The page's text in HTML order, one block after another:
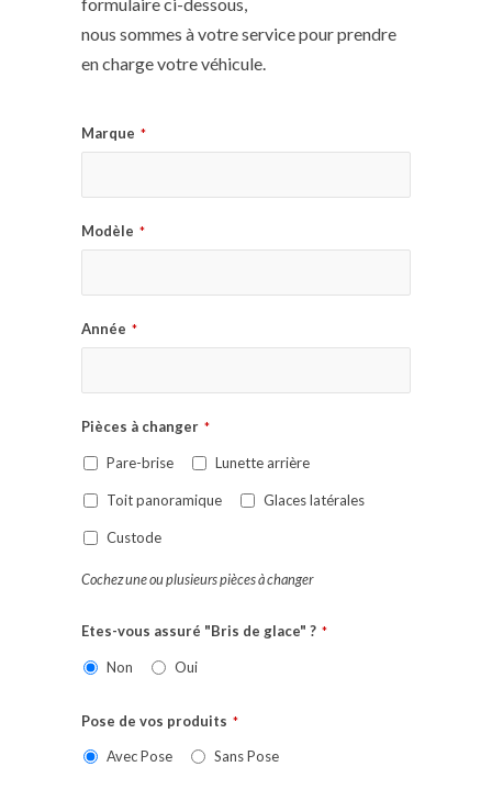
nous sommes à votre service pour prendre
en charge votre véhicule.
Marque *
Modèle *
Année *
Pièces à changer *
Pare-brise Lunette arrière
Toit panoramique Glaces latérales
Custode
Cochez une ou plusieurs pièces à changer
Etes-vous assuré "Bris de glace" ? *
Non Oui
Pose de vos produits *
Avec Pose Sans Pose